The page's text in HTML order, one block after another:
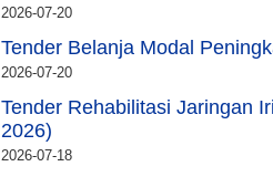
2026-07-20
Tender Belanja Modal
2026-07-20
Tender Rehabilitasi Jaringan
2026)
2026-07-18